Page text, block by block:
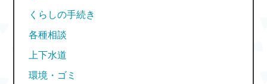
くらしの手続き
各種相談
上下水道
環境・ゴミ